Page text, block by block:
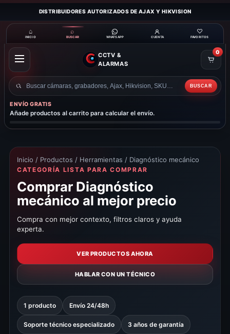
DISTRIBUIDORES AUTORIZADOS DE AJAX Y HIKVISION
⌂
INICIO
⌕
BUSCAR WHATSAPP CUENTA
♡
FAVORITOS
ABRIR
MENÚ
CCTV &
ALARMAS
Buscar
productos
BUSCAR
0
ENVÍO GRATIS
Añade productos al carrito para calcular el envío.
Inicio / Productos / Herramientas / Diagnóstico mecánico
CATEGORÍA LISTA PARA COMPRAR
Comprar Diagnóstico
mecánico al mejor precio
Compra con mejor contexto, filtros claros y ayuda
experta.
VER PRODUCTOS AHORA
HABLAR CON UN TÉCNICO
1 producto Envío 24/48h
Soporte técnico especializado 3 años de garantía